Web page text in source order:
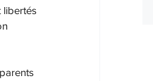
libertés